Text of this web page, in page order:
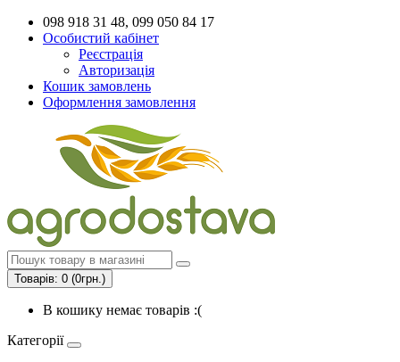
098 918 31 48, 099 050 84 17
Особистий кабінет
Реєстрація
Авторизація
Кошик замовлень
Оформлення замовлення
Товарів: 0 (0грн.)
В кошику немає товарів :(
Категорії